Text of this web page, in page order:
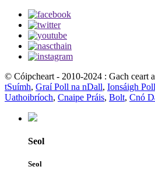
© Cóipcheart - 2010-2024 : Gach ceart
tSuímh, Graí Poll na nDall, Ionsáigh
Uathoibríoch, Cnaipe Práis, Bolt, Cnó
Seol
Seol